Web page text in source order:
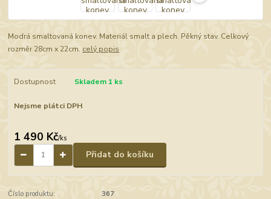
Modrá smaltovaná konev. Materiál smalt a plech. Pěkný stav. Celkový
rozměr 28cm x 22cm. celý popis
Dostupnost Skladem 1 ks
Nejsme plátci DPH
1 490 Kč/ks
Přidat do košíku
Číslo produktu: 367